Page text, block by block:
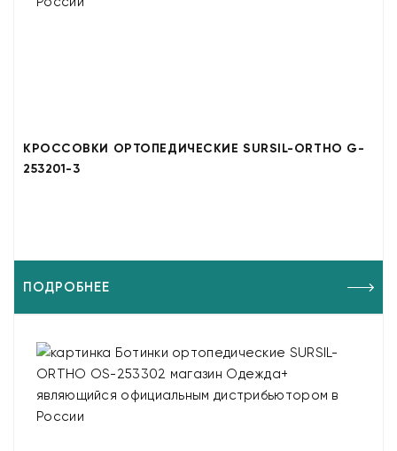
КРОССОВКИ ОРТОПЕДИЧЕСКИЕ SURSIL-ORTHO G-
253201-3
ПОДРОБНЕЕ